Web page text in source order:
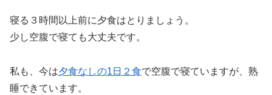
寝る３時間以上前に夕食はとりましょう。
少し空腹で寝ても大丈夫です。
私も、今は夕食なしの1日２食で空腹で寝ていますが、熟
睡できています。